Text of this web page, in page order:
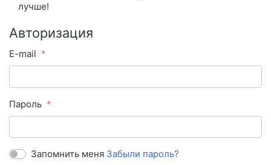
лучше!
Авторизация
E-mail
Пароль
Запомнить меня Забыли пароль?